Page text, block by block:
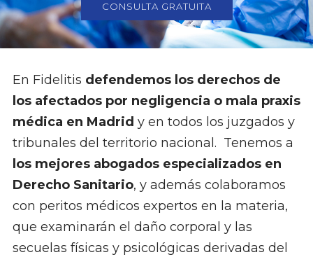
CONSULTA GRATUITA
En Fidelitis defendemos los derechos de
los afectados por negligencia o mala praxis
médica en Madrid y en todos los juzgados y
tribunales del territorio nacional. Tenemos a
los mejores abogados especializados en
Derecho Sanitario, y además colaboramos
con peritos médicos expertos en la materia,
que examinarán el daño corporal y las
secuelas físicas y psicológicas derivadas del